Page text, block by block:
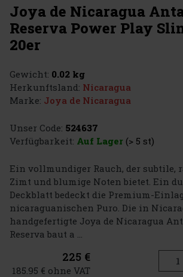
Joya de Nicaragua
Reserva Power Play
20er
Gewicht: 0.02 kg
Herkunftsland: Nicaragua
Marke: Joya de Nicaragua
Unser Code: 524637
Verfügbarkeit: Auf Lager (> 5 st)
Ein vollmundiger Rauch, der subtile,
Zimt und blumige Noten bietet. Ein
Deckblatt bedeckt die Premium-
nicaraguanischen Puro. Die in
handgefertigte Joya de Nicaragua
Reserva baut a ...
225 €
185.95 € ohne VAT